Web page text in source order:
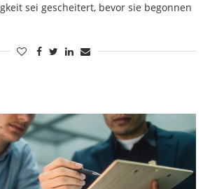
sei gescheitert, bevor sie begonnen